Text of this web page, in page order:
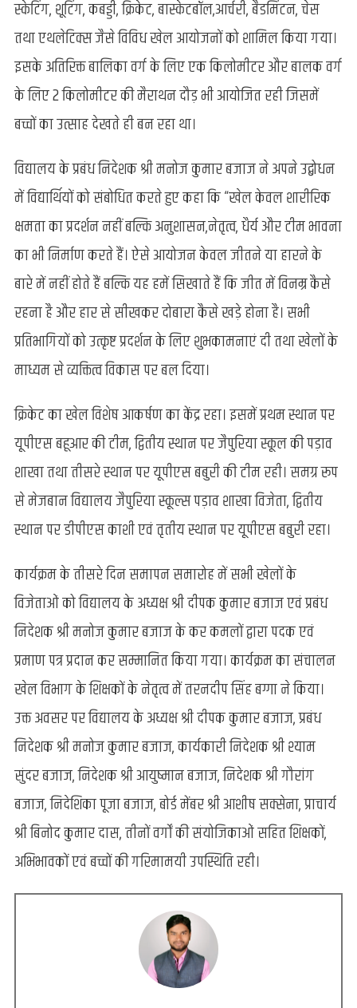
स्केटिंग, शूटिंग, कबड्डी, क्रिकेट, बास्केटबॉल,आर्चरी, बैडमिंटन, चेस
तथा एथलेटिक्स जैसे विविध खेल आयोजनों को शामिल किया गया।
इसके अतिरिक्त बालिका वर्ग के लिए एक किलोमीटर और बालक वर्ग
के लिए 2 किलोमीटर की मैराथन दौड़ भी आयोजित रही जिसमें
बच्चों का उत्साह देखते ही बन रहा था।
विद्यालय के प्रबंध निदेशक श्री मनोज कुमार बजाज ने अपने उद्बोधन
में विद्यार्थियों को संबोधित करते हुए कहा कि “खेल केवल शारीरिक
क्षमता का प्रदर्शन नहीं बल्कि अनुशासन,नेतृत्व, धैर्य और टीम भावना
का भी निर्माण करते हैं। ऐसे आयोजन केवल जीतने या हारने के
बारे में नहीं होते हैं बल्कि यह हमें सिखाते हैं कि जीत में विनम्र कैसे
रहना है और हार से सीखकर दोबारा कैसे खड़े होना है। सभी
प्रतिभागियों को उत्कृष्ट प्रदर्शन के लिए शुभकामनाएं दी तथा खेलों के
माध्यम से व्यक्तित्व विकास पर बल दिया।
क्रिकेट का खेल विशेष आकर्षण का केंद्र रहा। इसमें प्रथम स्थान पर
यूपीएस बहूआर की टीम, द्वितीय स्थान पर जैपुरिया स्कूल की पड़ाव
शाखा तथा तीसरे स्थान पर यूपीएस बबुरी की टीम रही। समग्र रूप
से मेजबान विद्यालय जैपुरिया स्कूल्स पड़ाव शाखा विजेता, द्वितीय
स्थान पर डीपीएस काशी एवं तृतीय स्थान पर यूपीएस बबुरी रहा।
कार्यक्रम के तीसरे दिन समापन समारोह में सभी खेलों के
विजेताओं को विद्यालय के अध्यक्ष श्री दीपक कुमार बजाज एवं प्रबंध
निदेशक श्री मनोज कुमार बजाज के कर कमलों द्वारा पदक एवं
प्रमाण पत्र प्रदान कर सम्मानित किया गया। कार्यक्रम का संचालन
खेल विभाग के शिक्षकों के नेतृत्व में तरनदीप सिंह बग्गा ने किया।
उक्त अवसर पर विद्यालय के अध्यक्ष श्री दीपक कुमार बजाज, प्रबंध
निदेशक श्री मनोज कुमार बजाज, कार्यकारी निदेशक श्री श्याम
सुंदर बजाज, निदेशक श्री आयुष्मान बजाज, निदेशक श्री गौरांग
बजाज, निदेशिका पूजा बजाज, बोर्ड मेंबर श्री आशीष सक्सेना, प्राचार्य
श्री बिनोद कुमार दास, तीनों वर्गों की संयोजिकाओं सहित शिक्षकों,
अभिभावकों एवं बच्चों की गरिमामयी उपस्थिति रही।